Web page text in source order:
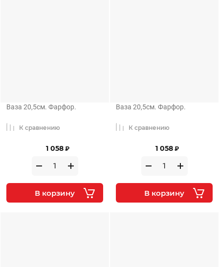
Ваза 20,5см. Фарфор.
1 058 ₽
К сравнению
В корзину
Ваза 20,5см. Фарфор.
1 058 ₽
К сравнению
В корзину